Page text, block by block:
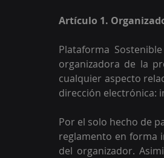
Artículo 1.
Plataforma
organizadora de la
cualquier aspecto
dirección electrónica:
Por el solo hecho de
reglamento en forma
del organizador.